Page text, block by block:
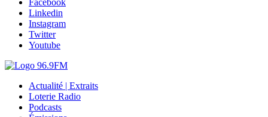
Facebook
Linkedin
Instagram
Twitter
Youtube
Actualité | Extraits
Loterie Radio
Podcasts